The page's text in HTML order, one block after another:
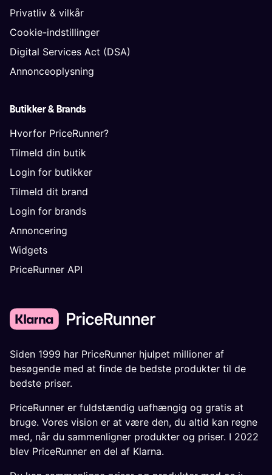
Privatliv & vilkår
Cookie-indstillinger
Digital Services Act (DSA)
Annonceoplysning
Butikker & Brands
Hvorfor PriceRunner?
Tilmeld din butik
Login for butikker
Tilmeld dit brand
Login for brands
Annoncering
Widgets
PriceRunner API
Siden 1999 har PriceRunner hjulpet millioner af
besøgende med at finde de bedste produkter til de
bedste priser.
PriceRunner er fuldstændig uafhængig og gratis at
bruge. Vores vision er at være den, du altid kan regne
med, når du sammenligner produkter og priser. I 2022
blev PriceRunner en del af Klarna.